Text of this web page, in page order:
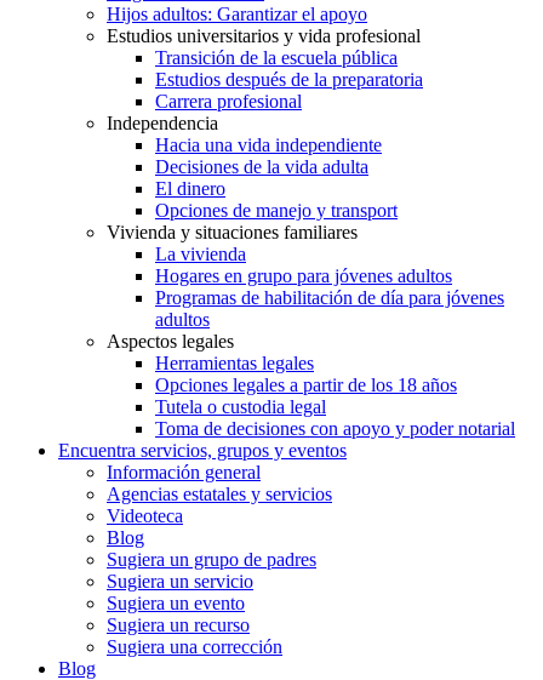
Hijos adultos: Garantizar el apoyo
Estudios universitarios y vida profesional
Transición de la escuela pública
Estudios después de la preparatoria
Carrera profesional
Independencia
Hacia una vida independiente
Decisiones de la vida adulta
El dinero
Opciones de manejo y transport
Vivienda y situaciones familiares
La vivienda
Hogares en grupo para jóvenes adultos
Programas de habilitación de día para jóvenes
adultos
Aspectos legales
Herramientas legales
Opciones legales a partir de los 18 años
Tutela o custodia legal
Toma de decisiones con apoyo y poder notarial
Encuentra servicios, grupos y eventos
Información general
Agencias estatales y servicios
Videoteca
Blog
Sugiera un grupo de padres
Sugiera un servicio
Sugiera un evento
Sugiera un recurso
Sugiera una corrección
Blog